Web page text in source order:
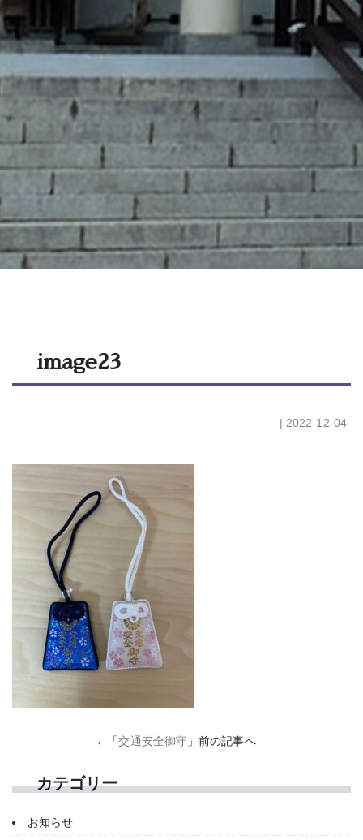
image23
| 2022-12-04
←「交通安全御守 」前の記事へ
カテゴリー
お知らせ